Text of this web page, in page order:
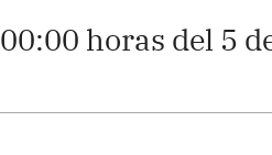
horas del 5